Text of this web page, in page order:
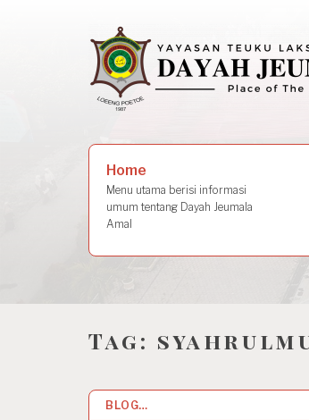
Home
Menu utama berisi informasi
umum tentang Dayah Jeumala
Amal
Tag:
BLOG…
13 MAR 2024